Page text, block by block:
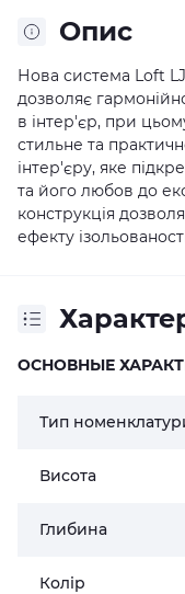
Опис
Нова система Loft
дозволяє
в інтер'єр, при
стильне та
інтер'єру, яке
та його любов до
конструкція
ефекту
ОСНОВНЫЕ
Тип
Висота
Глибина
Колір